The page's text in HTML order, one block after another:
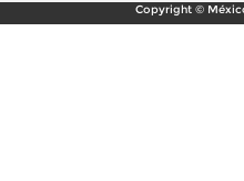
Copyright ©